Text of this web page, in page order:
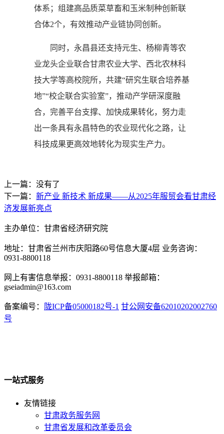
体系；组建高品质菜草畜和玉米制种创新联
合体2个，有效推动产业链协同创新。
同时，永昌县还支持元生、杨柳青等农
业龙头企业联合甘肃农业大学、西北农林科
技大学等高校院所，共建“研究生联合培养基
地”“校企联合实验室”，推动产学研深度融
合，完善平台支撑、加快成果转化，努力走
出一条具有永昌特色的农业现代化之路，让
科技成果更高效地转化为现实生产力。
上一篇：没有了
下一篇： 新产业 新技术 新成果——从2025年服贸会看甘肃经
济发展新亮点
主办单位：甘肃省经济研究院
地址：甘肃省兰州市庆阳路60号信息大厦4层 业务咨询：
0931-8800118
网上有害信息举报：0931-8800118 举报邮箱：
gseiadmin@163.com
备案编号： 陇ICP备05000182号-1 甘公网安备62010202002760
号
一站式服务
友情链接
甘肃政务服务网
甘肃省发展和改革委员会